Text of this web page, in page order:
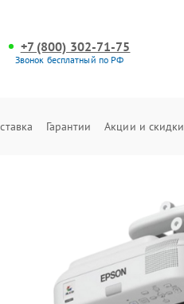
+7 (800) 302-71-75
Звонок бесплатный по РФ
Гарантии Акции и скидки